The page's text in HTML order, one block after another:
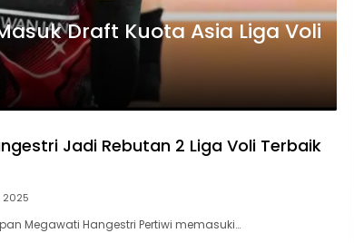
Draft Kuota Asia Liga Voli
Jadi Rebutan 2 Liga Voli Terbaik
2025
Megawati Hangestri Pertiwi memasuki…